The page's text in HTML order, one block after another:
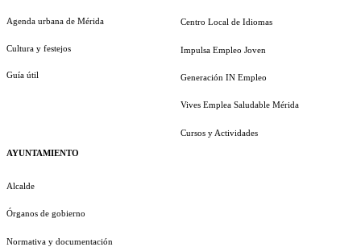
Agenda urbana de Mérida
Cultura y festejos
Guía útil
AYUNTAMIENTO
Alcalde
Órganos de gobierno
Normativa y documentación
Centro Local de Idiomas
Impulsa Empleo Joven
Generación IN Empleo
Vives Emplea Saludable Mérida
Cursos y Actividades